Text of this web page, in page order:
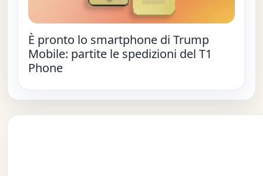
È pronto lo smartphone di Trump
Mobile: partite le spedizioni del T1
Phone